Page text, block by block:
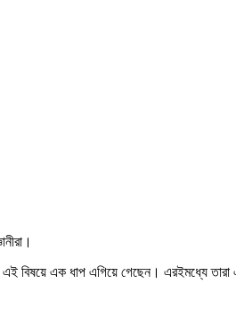
এই বিষয়ে এক ধাপ এগিয়ে গেছেন। এরইমধ্যে